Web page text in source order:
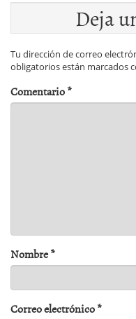
Deja
Tu dirección de correo
obligatorios están marcados
Comentario*
Nombre*
Correo electrónico*